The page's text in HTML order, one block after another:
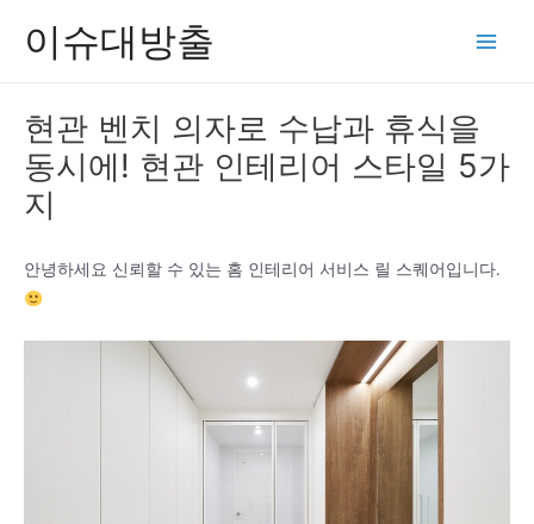
이슈대방출
현관 벤치 의자로 수납과 휴식을
동시에! 현관 인테리어 스타일 5가
지
안녕하세요 신뢰할 수 있는 홈 인테리어 서비스 릴 스퀘어입니다.